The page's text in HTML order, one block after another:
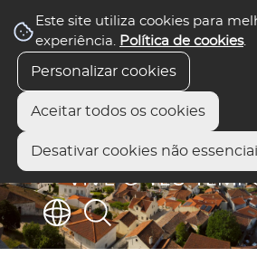
Este site utiliza cookies para
experiência. Política de cookies.
Personalizar cookies
Aceitar todos os cookies
Desativar cookies não